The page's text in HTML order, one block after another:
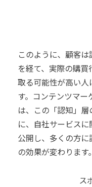
このように、顧客
を経て、実際の購買
取る可能性が高い
す。 コンテンツマー
は、この「認知」層
に、自社サービス
公開し、多くの方
の効果が変わります。
ス